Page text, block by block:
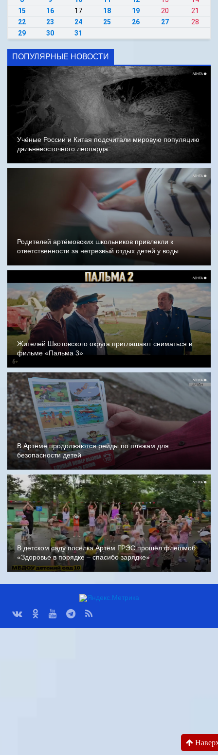
15
16 17 18 19 20
21
22
23 24 25 26 27
28
29
30 31
ПОПУЛЯРНЫЕ НОВОСТИ
Учёные России и Китая подсчитали мировую популяцию
дальневосточного леопарда
Родителей артёмовских школьников привлекли к
ответственности за нетрезвый отдых детей у воды
Жителей Шкотовского округа приглашают сниматься в
фильме «Пальма 3»
В Артёме продолжаются рейды по пляжам для
безопасности детей
В детском саду посёлка Артём ГРЭС прошёл флешмоб
«Здоровье в порядке – спасибо зарядке»